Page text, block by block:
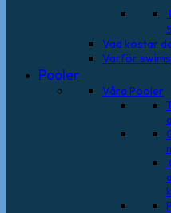
Vad kostar
Varför
Pooler
Våra Pooler